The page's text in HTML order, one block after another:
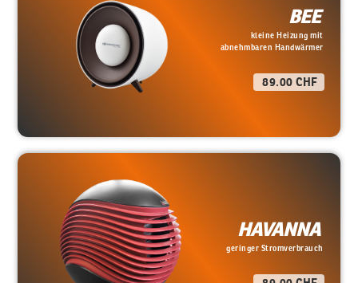
BEE
kleine Heizung mit
abnehmbaren Handwärmer
89.00 CHF
HAVANNA
geringer Stromverbrauch